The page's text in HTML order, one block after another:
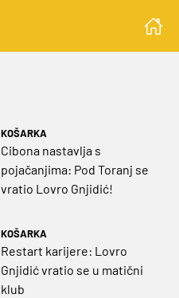
KOŠARKA
Cibona nastavlja s
pojačanjima: Pod Toranj se
vratio Lovro Gnjidić!
KOŠARKA
Restart karijere: Lovro
Gnjidić vratio se u matični
klub